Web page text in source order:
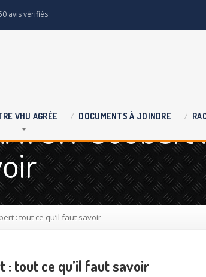
avis vérifiés
VHU AGRÉE DOCUMENTS À JOINDRE
Coubert
: tout ce qu’il faut savoir
: tout ce qu’il faut savoir